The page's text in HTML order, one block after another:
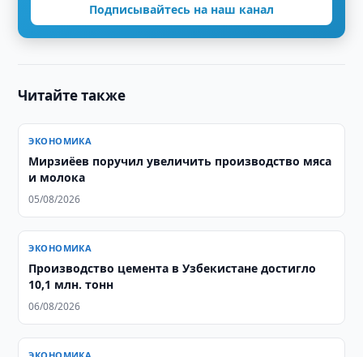
Подписывайтесь на наш канал
Читайте также
ЭКОНОМИКА
Мирзиёев поручил увеличить производство мяса
и молока
05/08/2026
ЭКОНОМИКА
Производство цемента в Узбекистане достигло
10,1 млн. тонн
06/08/2026